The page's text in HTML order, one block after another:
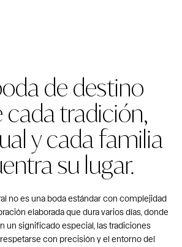
de destino
tradición,
y cada familia
su lugar.
no es una boda estándar con complejidad
elaborada que dura varios días, donde
un significado especial, las tradiciones
con precisión y el entorno del